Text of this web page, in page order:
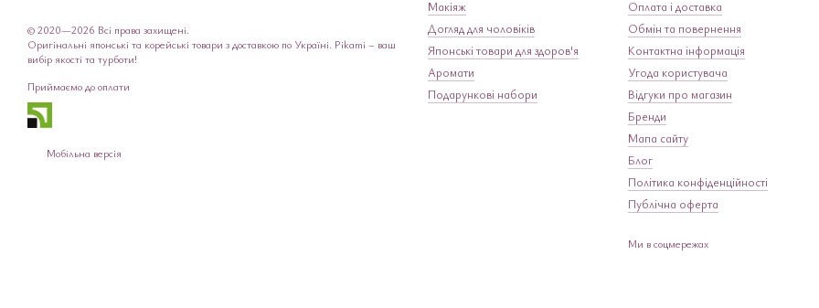
© 2020—2026 Всі права захищені.
Оригінальні японські та корейські товари з доставкою по Україні. Pikami – ваш
вибір якості та турботи!
Приймаємо до оплати
Мобільна версія
Макіяж
Догляд для чоловіків
Японські товари для здоров'я
Аромати
Подарункові набори
Оплата і доставка
Обмін та повернення
Контактна інформація
Угода користувача
Відгуки про магазин
Бренди
Мапа сайту
Блог
Політика конфіденційності
Публічна оферта
Ми в соцмережах